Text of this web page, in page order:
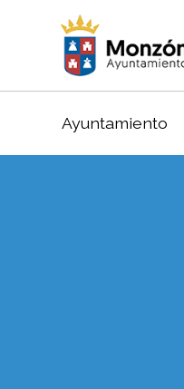
Ayuntamiento